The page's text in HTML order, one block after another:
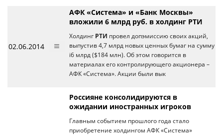
02.06.2014
АФК «Система» и «Банк Москвы»
вложили 6 млрд руб. в холдинг РТИ
Холдинг РТИ провел допэмиссию своих акций,
выпустив 4,7 млрд новых ценных бумаг на сумму
i6 млрд ($184 млн). Об этом говорится в
материалах его контролирующего акционера –
АФК «Система». Акции были вык
Россияне консолидируются в
ожидании иностранных игроков
Главным событием прошлого года стало
приобретение холдингом АФК «Система»